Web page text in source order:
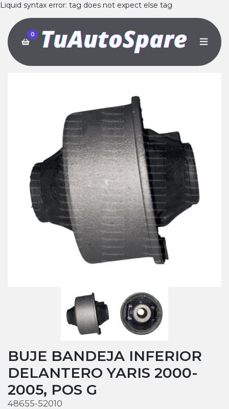
Liquid syntax error: tag does not expect else tag
0
BUJE BANDEJA INFERIOR
DELANTERO YARIS 2000-
2005, POS G
48655-52010